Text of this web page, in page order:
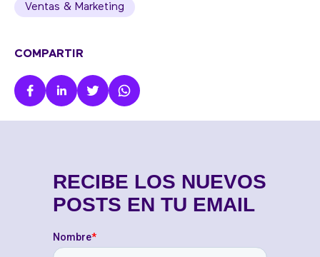
Ventas & Marketing
COMPARTIR